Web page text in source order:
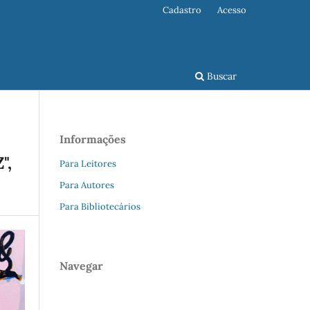
Buscar
Cadastro Acesso
Informações
Para Leitores
Para Autores
Para Bibliotecários
Navegar